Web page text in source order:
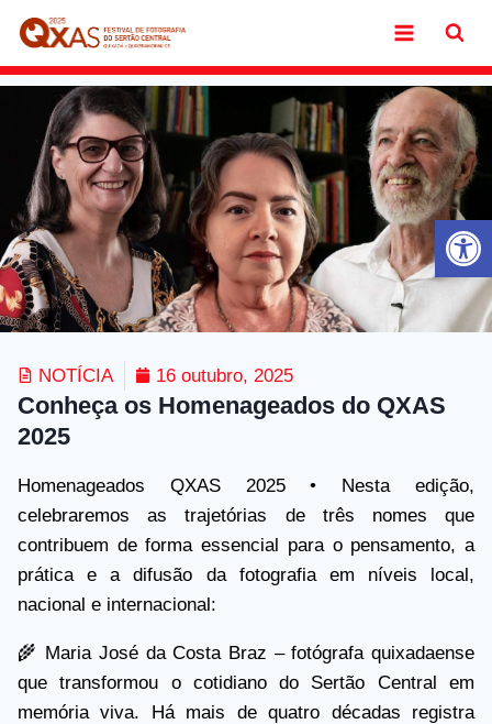
NOTÍCIA 16 outubro, 2025
Conheça os Homenageados do QXAS
2025
Homenageados QXAS 2025 • Nesta edição,
celebraremos as trajetórias de três nomes que
contribuem de forma essencial para o pensamento, a
prática e a difusão da fotografia em níveis local,
nacional e internacional:
🌾 Maria José da Costa Braz – fotógrafa quixadaense
que transformou o cotidiano do Sertão Central em
memória viva. Há mais de quatro décadas registra